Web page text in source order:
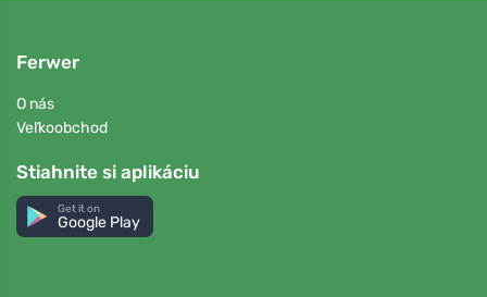
Ferwer
O nás
Veľkoobchod
Stiahnite si aplikáciu
Get it on
Google Play